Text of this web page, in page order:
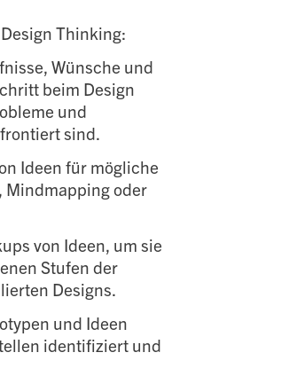
Thinking:
Wünsche und
beim Design
und
sind.
Ideen für mögliche
Mindmapping oder
von Ideen, um sie
Stufen der
Designs.
und Ideen
identifiziert und